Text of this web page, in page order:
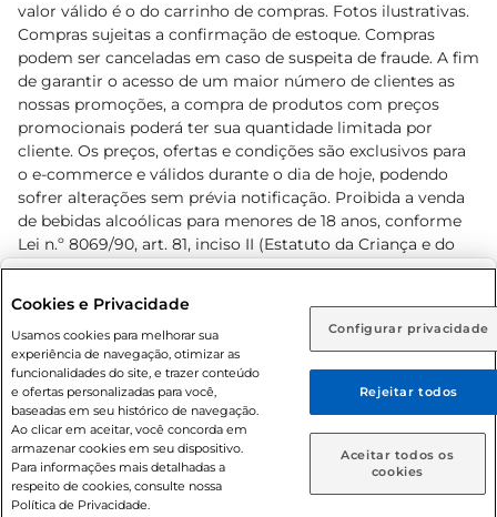
Rio de Janeiro (RJ) Goiás (GO)
Ou
Caso queira comprar online, informe como deseja receber
suas compras:
Entrega em casa Retire em Loja
valor válido é o do carrinho de compras. Fotos ilustrativas.
Compras sujeitas a confirmação de estoque. Compras
podem ser canceladas em caso de suspeita de fraude. A fim
de garantir o acesso de um maior número de clientes as
nossas promoções, a compra de produtos com preços
promocionais poderá ter sua quantidade limitada por
cliente. Os preços, ofertas e condições são exclusivos para
o e-commerce e válidos durante o dia de hoje, podendo
sofrer alterações sem prévia notificação. Proibida a venda
de bebidas alcoólicas para menores de 18 anos, conforme
Lei n.º 8069/90, art. 81, inciso II (Estatuto da Criança e do
Adolescente). Preços e condições exclusivos para o
prévio. O valor mínimo para as compras on-line é de R$
80,00.
© 2026 Copyright. Todos os direitos
reservados Prezunic.
Cookies e Privacidade
Usamos cookies para melhorar sua
experiência de navegação, otimizar as
funcionalidades do site, e trazer conteúdo
e ofertas personalizadas para você,
baseadas em seu histórico de navegação.
Ao clicar em aceitar, você concorda em
armazenar cookies em seu dispositivo.
Para informações mais detalhadas a
respeito de cookies, consulte nossa
Política de Privacidade.
Configurar privacidade
Rejeitar todos
Aceitar todos os
cookies